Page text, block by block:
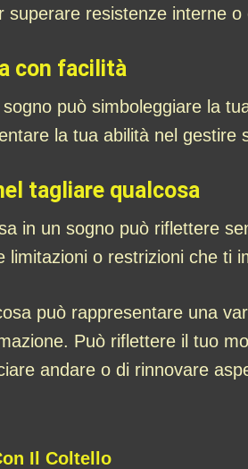
superare resistenze interne o
con facilità
può simboleggiare la
la tua abilità nel gestire
tagliare qualcosa
in un sogno può riflettere
limitazioni o restrizioni che ti
può rappresentare una
Può riflettere il tuo
andare o di rinnovare
Il Coltello